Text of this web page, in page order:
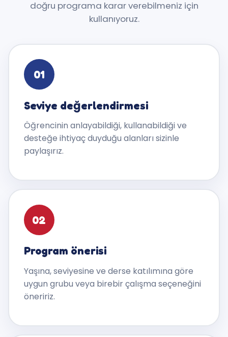
doğru programa karar verebilmeniz için
kullanıyoruz.
01
Seviye değerlendirmesi
Öğrencinin anlayabildiği, kullanabildiği ve
desteğe ihtiyaç duyduğu alanları sizinle
paylaşırız.
02
Program önerisi
Yaşına, seviyesine ve derse katılımına göre
uygun grubu veya birebir çalışma seçeneğini
öneririz.